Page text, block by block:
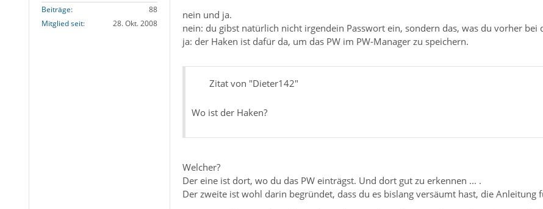
Beiträge
88
Mitglied seit
28. Okt. 2008
nein und ja.
nein: du gibst natürlich nicht irgendein Passwort ein, sondern das, was du vorher bei
ja: der Haken ist dafür da, um das PW im PW-Manager zu speichern.
Zitat von "Dieter142"
Wo ist der Haken?
Welcher?
Der eine ist dort, wo du das PW einträgst. Und dort gut zu erkennen ... .
Der zweite ist wohl darin begründet, dass du es bislang versäumt hast, die Anleitung